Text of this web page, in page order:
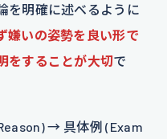
を明確に述べるように
嫌いの姿勢を良い形で
をすることが大切で
→ 具体例 (Exam